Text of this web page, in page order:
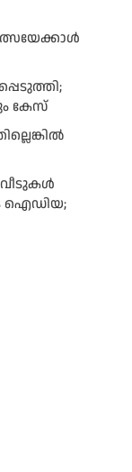
കേസ്
വീടുകൾ
ഐഡിയ;